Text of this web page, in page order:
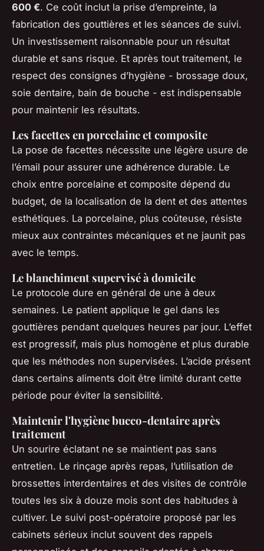
600 €. Ce coût inclut la prise d’empreinte, la
fabrication des gouttières et les séances de suivi.
Un investissement raisonnable pour un résultat
durable et sans risque. Et après tout traitement, le
respect des consignes d’hygiène - brossage doux,
soie dentaire, bain de bouche - est indispensable
pour maintenir les résultats.
Les facettes en porcelaine et composite
La pose de facettes nécessite une légère usure de
l’émail pour assurer une adhérence durable. Le
choix entre porcelaine et composite dépend du
budget, de la localisation de la dent et des attentes
esthétiques. La porcelaine, plus coûteuse, résiste
mieux aux contraintes mécaniques et ne jaunit pas
avec le temps.
Le blanchiment supervisé à domicile
Le protocole dure en général de une à deux
semaines. Le patient applique le gel dans les
gouttières pendant quelques heures par jour. L’effet
est progressif, mais plus homogène et plus durable
que les méthodes non supervisées. L’acide présent
dans certains aliments doit être limité durant cette
période pour éviter la sensibilité.
Maintenir l'hygiène bucco-dentaire après
traitement
Un sourire éclatant ne se maintient pas sans
entretien. Le rinçage après repas, l’utilisation de
brossettes interdentaires et des visites de contrôle
toutes les six à douze mois sont des habitudes à
cultiver. Le suivi post-opératoire proposé par les
cabinets sérieux inclut souvent des rappels